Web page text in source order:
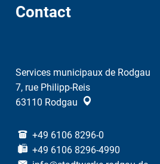
Contact
Services municipaux de Rodgau
7, rue Philipp-Reis
63110 Rodgau
+49 6106 8296-0
+49 6106 8296-4990